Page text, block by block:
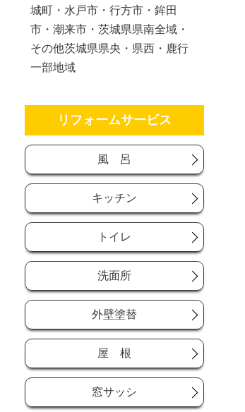
城町・水戸市・行方市・鉾田
市・潮来市・茨城県県南全域・
その他茨城県県央・県西・鹿行
一部地域
リフォームサービス
風 呂
キッチン
トイレ
洗面所
外壁塗替
屋 根
窓サッシ